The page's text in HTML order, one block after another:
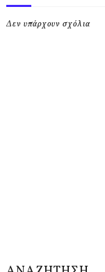
Δεν υπάρχουν σχόλια